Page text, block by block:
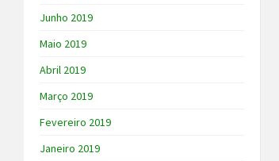
Junho 2019
Maio 2019
Abril 2019
Março 2019
Fevereiro 2019
Janeiro 2019